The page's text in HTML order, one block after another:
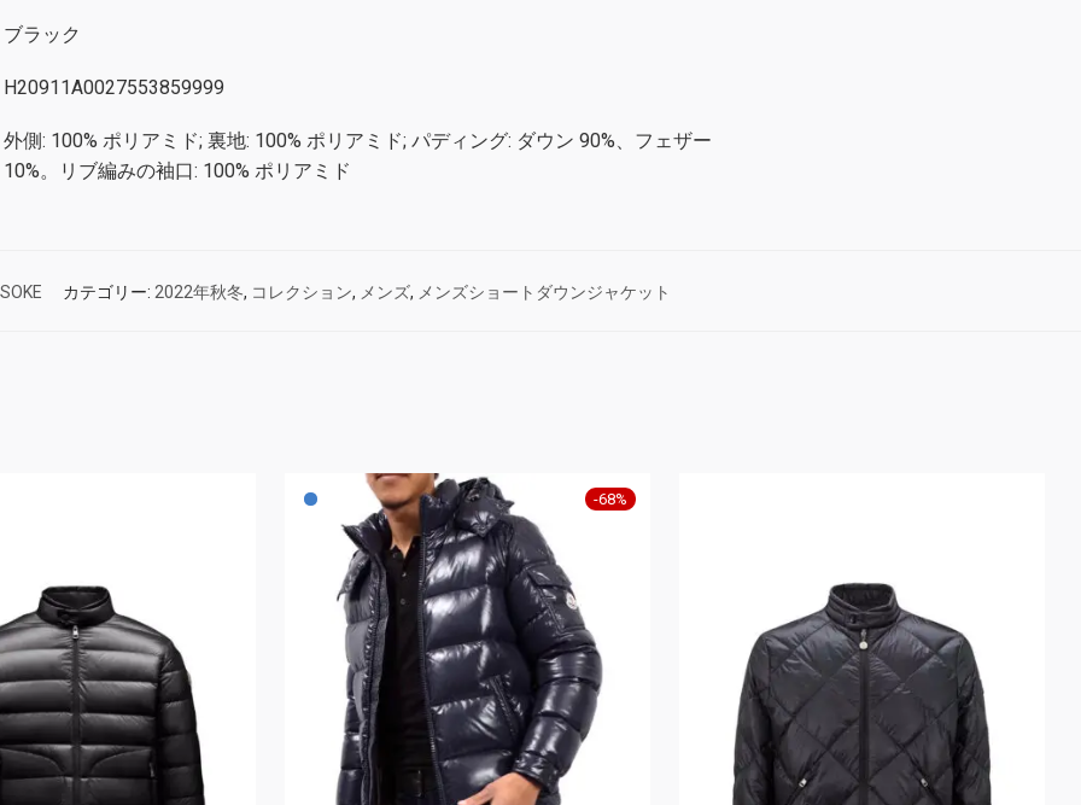
ブラック
H20911A0027553859999
外側: 100% ポリアミド; 裏地: 100% ポリアミド; パディング: ダウン 90%、フェザー
10%。リブ編みの袖口: 100% ポリアミド
カテゴリー: 2022年秋冬, コレクション, メンズ, メンズショートダウンジャケット
-68%